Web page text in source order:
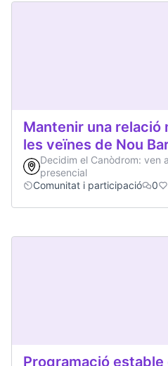
Mantenir una relació
les veïnes de Nou
Decidim el Canòdrom: ven
presencial
Comunitat i participació
0
Programació estable